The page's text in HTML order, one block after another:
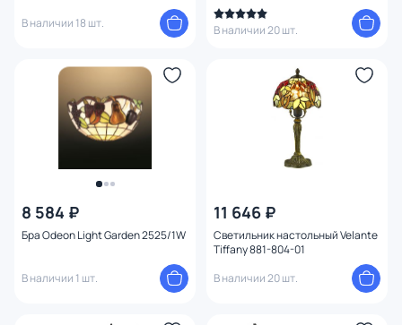
В наличии 18 шт. В наличии 20 шт.
8 584 ₽
Бра Odeon Light Garden 2525/1W
В наличии 1 шт.
11 646 ₽
Светильник настольный Velante
Tiffany 881-804-01
В наличии 20 шт.